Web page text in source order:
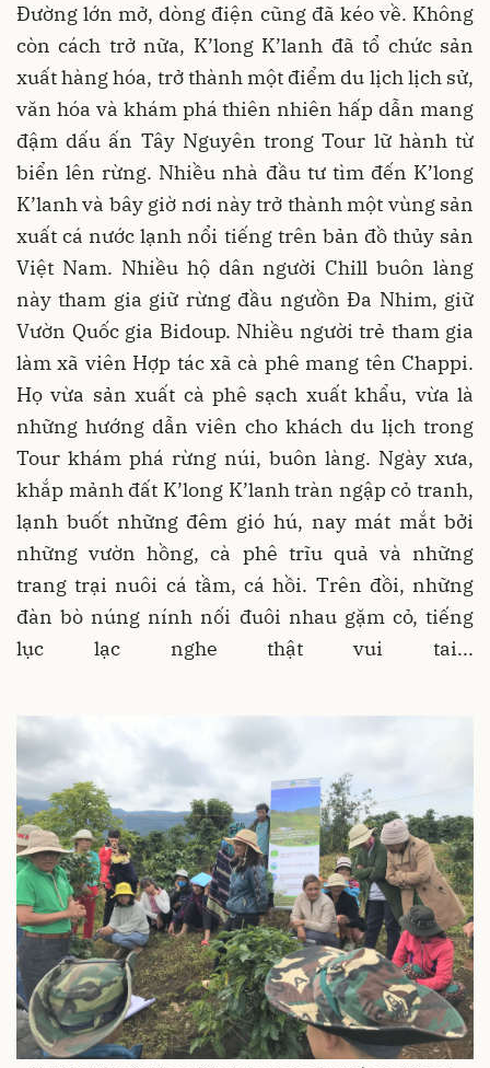
Đường lớn mở, dòng điện cũng đã kéo về. Không
còn cách trở nữa, K’long K’lanh đã tổ chức sản
xuất hàng hóa, trở thành một điểm du lịch lịch sử,
văn hóa và khám phá thiên nhiên hấp dẫn mang
đậm dấu ấn Tây Nguyên trong Tour lữ hành từ
biển lên rừng. Nhiều nhà đầu tư tìm đến K’long
K’lanh và bây giờ nơi này trở thành một vùng sản
xuất cá nước lạnh nổi tiếng trên bản đồ thủy sản
Việt Nam. Nhiều hộ dân người Chill buôn làng
này tham gia giữ rừng đầu ngưồn Đa Nhim, giữ
Vườn Quốc gia Bidoup. Nhiều người trẻ tham gia
làm xã viên Hợp tác xã cà phê mang tên Chappi.
Họ vừa sản xuất cà phê sạch xuất khẩu, vừa là
những hướng dẫn viên cho khách du lịch trong
Tour khám phá rừng núi, buôn làng. Ngày xưa,
khắp mảnh đất K’long K’lanh tràn ngập cỏ tranh,
lạnh buốt những đêm gió hú, nay mát mắt bởi
những vườn hồng, cà phê trĩu quả và những
trang trại nuôi cá tầm, cá hồi. Trên đồi, những
đàn bò núng nính nối đuôi nhau gặm cỏ, tiếng
lục lạc nghe thật vui tai...